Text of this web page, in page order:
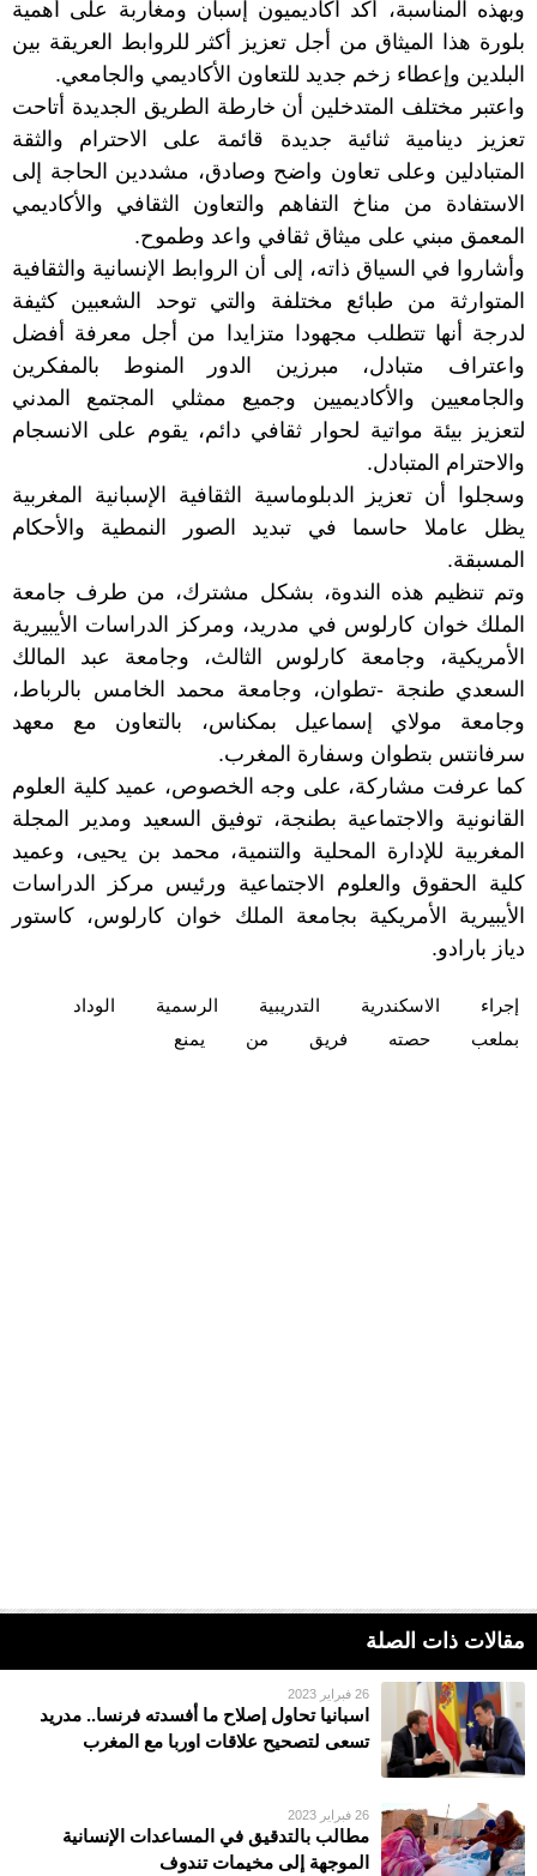
وبهذه المناسبة، أكد أكاديميون إسبان ومغاربة على أهمية
بلورة هذا الميثاق من أجل تعزيز أكثر للروابط العريقة بين
البلدين وإعطاء زخم جديد للتعاون الأكاديمي والجامعي.
واعتبر مختلف المتدخلين أن خارطة الطريق الجديدة أتاحت
تعزيز دينامية ثنائية جديدة قائمة على الاحترام والثقة
المتبادلين وعلى تعاون واضح وصادق، مشددين الحاجة إلى
الاستفادة من مناخ التفاهم والتعاون الثقافي والأكاديمي
المعمق مبني على ميثاق ثقافي واعد وطموح.
وأشاروا في السياق ذاته، إلى أن الروابط الإنسانية والثقافية
المتوارثة من طبائع مختلفة والتي توحد الشعبين كثيفة
لدرجة أنها تتطلب مجهودا متزايدا من أجل معرفة أفضل
واعتراف متبادل، مبرزين الدور المنوط بالمفكرين
والجامعيين والأكاديميين وجميع ممثلي المجتمع المدني
لتعزيز بيئة مواتية لحوار ثقافي دائم، يقوم على الانسجام
والاحترام المتبادل.
وسجلوا أن تعزيز الدبلوماسية الثقافية الإسبانية المغربية
يظل عاملا حاسما في تبديد الصور النمطية والأحكام
المسبقة.
وتم تنظيم هذه الندوة، بشكل مشترك، من طرف جامعة
الملك خوان كارلوس في مدريد، ومركز الدراسات الأيبيرية
الأمريكية، وجامعة كارلوس الثالث، وجامعة عبد المالك
السعدي طنجة -تطوان، وجامعة محمد الخامس بالرباط،
وجامعة مولاي إسماعيل بمكناس، بالتعاون مع معهد
سرفانتس بتطوان وسفارة المغرب.
كما عرفت مشاركة، على وجه الخصوص، عميد كلية العلوم
القانونية والاجتماعية بطنجة، توفيق السعيد ومدير المجلة
المغربية للإدارة المحلية والتنمية، محمد بن يحيى، وعميد
كلية الحقوق والعلوم الاجتماعية ورئيس مركز الدراسات
الأيبيرية الأمريكية بجامعة الملك خوان كارلوس، كاستور
دياز بارادو.
إجراء الاسكندرية‎ التدريبية الرسمية
الوداد
بملعب
حصته فريق من يمنع
مقالات ذات الصلة
26 فبراير 2023
اسبانيا تحاول إصلاح ما أفسدته فرنسا.. مدريد
تسعى لتصحيح علاقات اوربا مع المغرب
26 فبراير 2023
مطالب بالتدقيق في المساعدات الإنسانية
الموجهة إلى مخيمات تندوف